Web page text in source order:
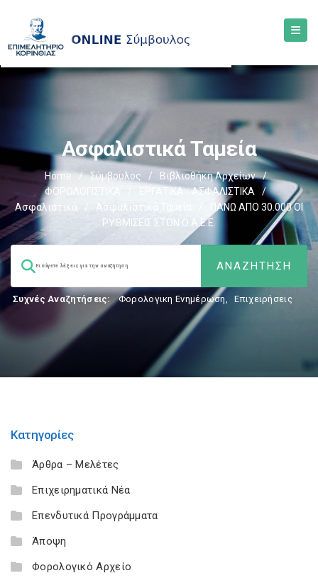
Ασφαλιστικά Ταμεία
Home / Σύμβουλος / Βιβλιοθήκη Αρχείων
/
ΦΟΡΟΛΟΓΙΣΤΙΚΑ
ΕΡΓΑΤΙΚΑ - ΑΣΦΑΛΙΣΤΙΚΑ
/
Ασφαλιστικά
Ασφαλιστικά Ταμεία
ΠΑΝΩ ΑΠΟ 30.000 ΟΙ
ΡΥΘΜΙΣΕΙΣ ΣΤΟΝ Ο.Α.Ε.Ε.
Συχνές Αναζητήσεις: Φορολογικη Ενημέρωση, Επιχειρήσεις
Κατηγορίες
Άρθρα – Μελέτες
Επιχειρηματικά Νέα
Επενδυτικά Προγράμματα
Άποψη
Φορολογικό Αρχείο